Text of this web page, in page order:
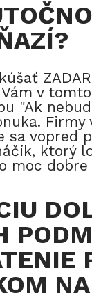
v
"Ak
sa vopred
ktorý
dobre